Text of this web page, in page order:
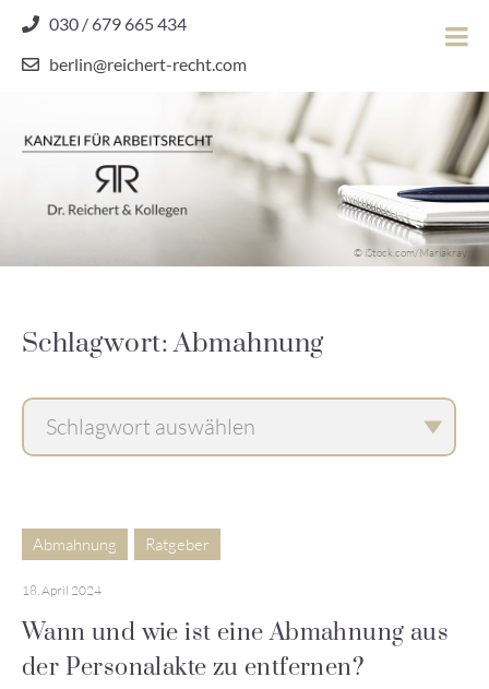
content
030 / 679 665 434
berlin@reichert-recht.com
Dr.
Reichert
Arbeitsrecht
© iStock.com/Mariakray
Schlagwort: Abmahnung
Abmahnung Ratgeber
18. April 2024
Wann und wie ist eine Abmahnung aus
der Personalakte zu entfernen?